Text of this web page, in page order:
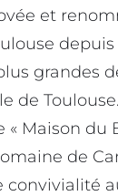
et
depuis
grandes
de
Maison du
de
convivialité